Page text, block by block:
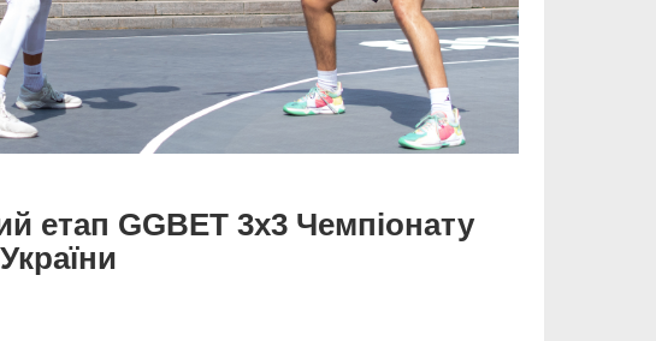
етап GGBET 3х3 Чемпіонату
України